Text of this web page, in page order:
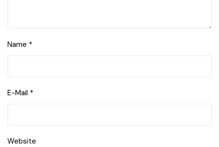
Name *
E-Mail *
Website